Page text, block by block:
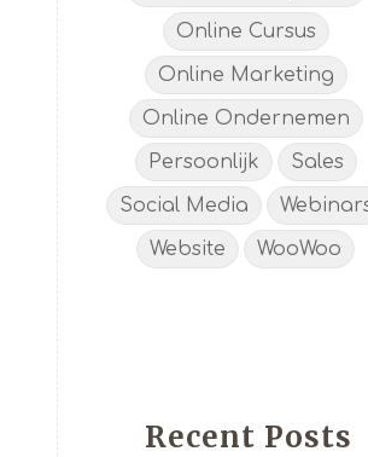
Online Cursus
Online Marketing
Online Ondernemen
Persoonlijk
Sales
Social Media
Website
WooWoo
Recent Posts